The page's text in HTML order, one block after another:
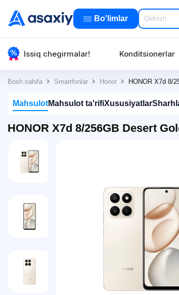
Bo'limlar
Issiq chegirmalar! Konditsionerlar
Bosh sahifa Smartfonlar Honor HONOR X7d 8/
MahsulotMahsulot ta'rifiXususiyatlar
HONOR X7d 8/256GB Desert